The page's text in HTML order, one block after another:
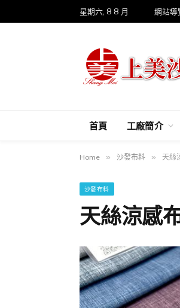
星期六, 8 8 月 網站導
首頁 工廠簡介
Home » 沙發布料 » 天絲
沙發布料
天絲涼感